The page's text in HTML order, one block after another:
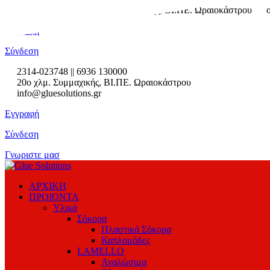
2ο χλμ. Συμμαχικής, ΒΙ.ΠΕ. Ωραιοκάστρου
Εγγραφή
Σύνδεση
2314-023748 || 6936 130000
20ο χλμ. Συμμαχικής, ΒΙ.ΠΕ. Ωραιοκάστρου
info@gluesolutions.gr
Εγγραφή
Σύνδεση
Γνωριστε μασ
ΑΡΧΙΚΗ
ΠΡΟΙΟΝΤΑ
Υλικά
Σόκορα
Πλαστικά Σόκορα
Καπλαμάδες
LAMELLO
Αναλώσιμα